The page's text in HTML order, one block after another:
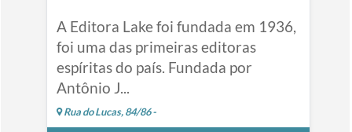
A Editora Lake foi fundada em 1936,
foi uma das primeiras editoras
espíritas do país. Fundada por
Antônio J...
Rua do Lucas, 84/86 -